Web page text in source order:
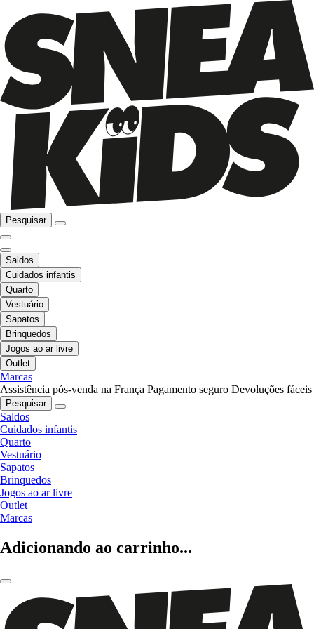
Pesquisar
Saldos
Cuidados infantis
Quarto
Vestuário
Sapatos
Brinquedos
Jogos ao ar livre
Outlet
Marcas
Assistência pós-venda na França Pagamento seguro Devoluções fáceis
Pesquisar
Saldos
Cuidados infantis
Quarto
Vestuário
Sapatos
Brinquedos
Jogos ao ar livre
Outlet
Marcas
Adicionando ao carrinho...